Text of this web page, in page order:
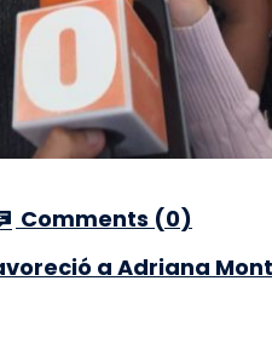
Comments (0)
a Adriana